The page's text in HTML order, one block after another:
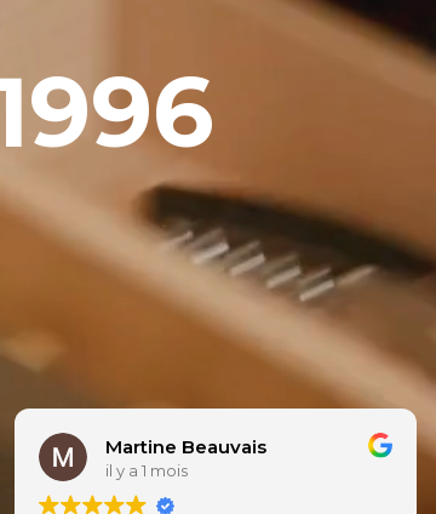
Chantal Brule
il y a 2 mois